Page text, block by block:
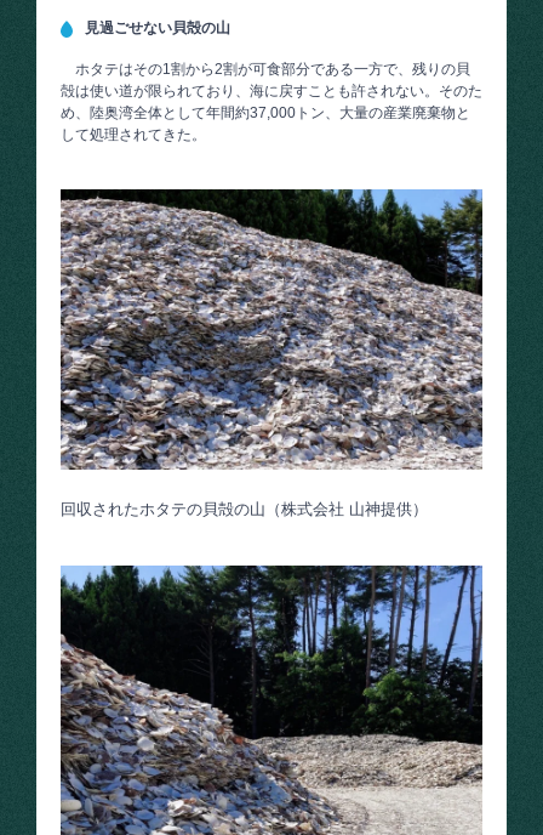
見過ごせない貝殻の山
ホタテはその1割から2割が可食部分である一方で、残りの貝
殻は使い道が限られており、海に戻すことも許されない。そのた
め、陸奥湾全体として年間約37,000トン、大量の産業廃棄物と
して処理されてきた。
回収されたホタテの貝殻の山（株式会社 山神提供）